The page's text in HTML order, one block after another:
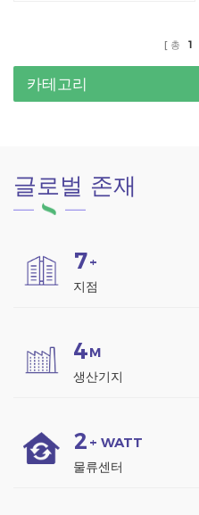
총 1
카테고리
글로벌 존재
7+
지점
4M
생산기지
2 + WATT
물류센터